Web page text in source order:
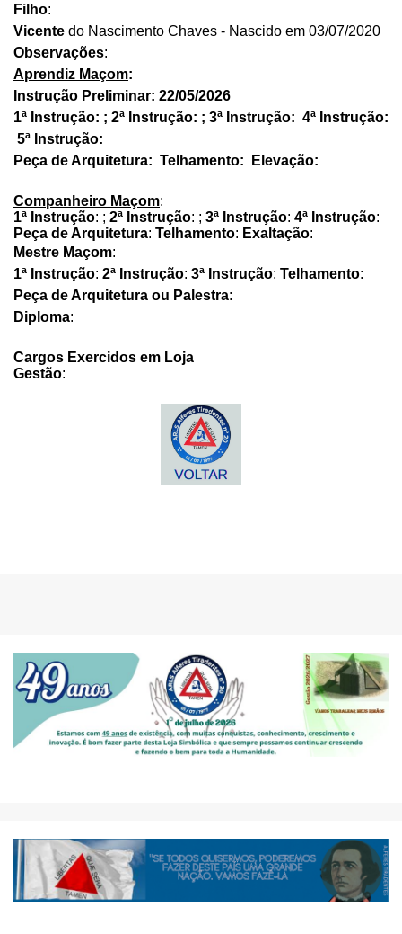
Filho:
Vicente do Nascimento Chaves - Nascido em 03/07/2020
Observações:
Aprendiz Maçom:
Instrução Preliminar: 22/05/2026
1ª Instrução: ; 2ª Instrução: ; 3ª Instrução: 4ª Instrução:
5ª Instrução:
Peça de Arquitetura: Telhamento: Elevação:
Companheiro Maçom:
1ª Instrução: ; 2ª Instrução: ; 3ª Instrução: 4ª Instrução:
Peça de Arquitetura: Telhamento: Exaltação:
Mestre Maçom:
1ª Instrução: 2ª Instrução: 3ª Instrução: Telhamento:
Peça de Arquitetura ou Palestra:
Diploma:
Cargos Exercidos em Loja
Gestão: